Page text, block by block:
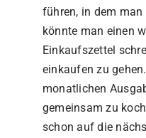
führen, in dem
könnte man einen
Einkaufszettel
einkaufen zu
monatlichen
gemeinsam zu
schon auf die